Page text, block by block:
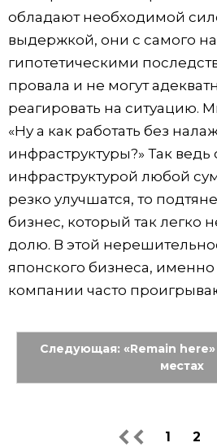
обладают необходимой
выдержкой, они с самого
гипотетическими
провала и не могут
реагировать на ситуацию.
«Ну а как работать без
инфраструктуры?» Так
инфраструктурой любой
резко улучшатся, то
бизнес, который так легко
долю. В этой
японского бизнеса, именно
компании часто
Следующая: «Remain here»
местах
1 2